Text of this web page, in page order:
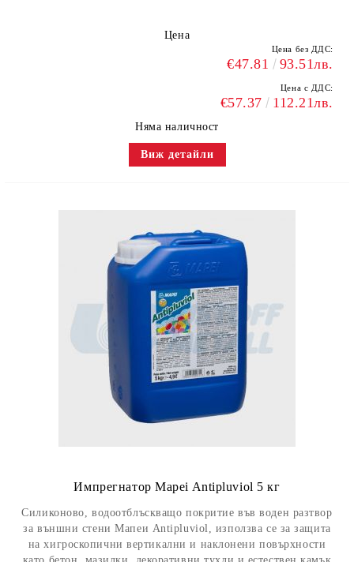
Цена
Цена без ДДС:
€47.81 93.51лв.
Цена с ДДС:
€57.37 112.21лв.
Няма наличност
Виж детайли
Импрегнатор Mapei Antipluviol 5 кг
Силиконово, водоотблъскващо покритие във воден разтвор
за външни стени Мапеи Antipluviol, използва се за защита
на хигроскопични вертикални и наклонени повърхности